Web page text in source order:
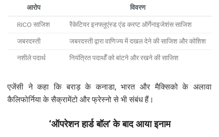
आरोप विवरण
RICO साजिश रैकेटियर इनफ्लूएंस्ड एंड करप्ट ऑर्गेनाइजेशंस साजिश
जबरदस्ती जबरदस्ती द्वारा वाणिज्य में दखल देने की साजिश और कोशिश
नशीले पदार्थ नियंत्रित पदार्थों को बांटने और रखने की साजिश
एजेंसी ने कहा कि बराड़ के कनाडा, भारत और मैक्सिको के अलावा
कैलिफोर्निया के सैक्रामेंटो और फ्रेस्नो से भी संबंध हैं।
‘ऑपरेशन हार्ड बॉल’ के बाद आया इनाम